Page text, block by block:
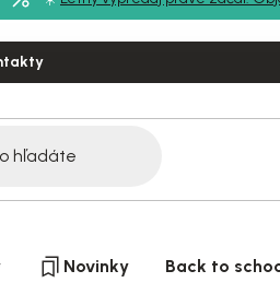
Novinky Back to